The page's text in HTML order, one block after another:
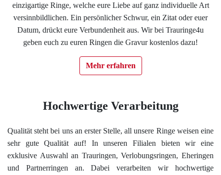
einzigartige Ringe, welche eure Liebe auf ganz individuelle Art
versinnbildlichen. Ein persönlicher Schwur, ein Zitat oder euer
Datum, drückt eure Verbundenheit aus. Wir bei Trauringe4u
geben euch zu euren Ringen die Gravur kostenlos dazu!
Mehr erfahren
Hochwertige Verarbeitung
Qualität steht bei uns an erster Stelle, all unsere Ringe weisen eine
sehr gute Qualität auf! In unseren Filialen bieten wir eine
exklusive Auswahl an Trauringen, Verlobungsringen, Eheringen
und Partnerringen an. Dabei verarbeiten wir hochwertige
Individuelle Trauringe
Ratgeber
Uhren Schmuck Reparatur Service